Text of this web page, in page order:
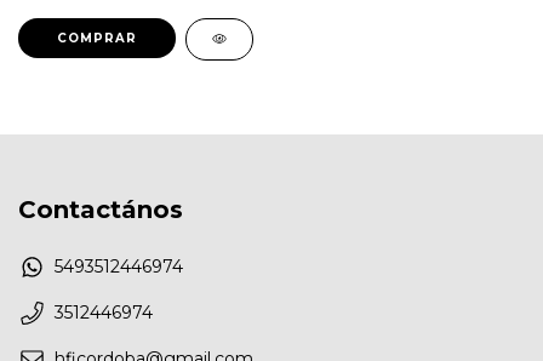
Contactános
5493512446974
3512446974